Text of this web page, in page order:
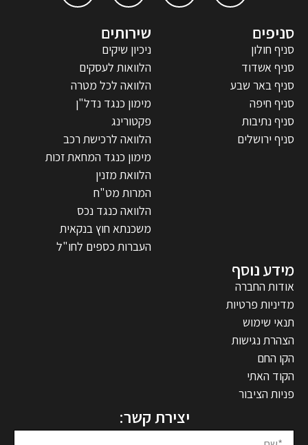
סניפים
סניף חולון
סניף אשדוד
סניף באר שבע
סניף חיפה
סניף נתיבות
סניף ירושלים
שירותים
ניכיון שיקים
הלוואות לעסקים
הלוואה לכל מטרה
מימון כנגד נדל"ן
פקטורינג
הלוואה לרכישת רכב
מימון כנגד המחאת זכות
הלוואת מזנין
המרות מט"ח
הלוואה כנגד נכס
משכנתא חוץ בנקאית
העברות כספים לחו"ל
מידע נוסף
אודות החברה
מדיניות פרטיות
תנאי שימוש
הצהרת נגישות
הקו החם
הקוד האתי
פניות הציבור
יצירת קשר: